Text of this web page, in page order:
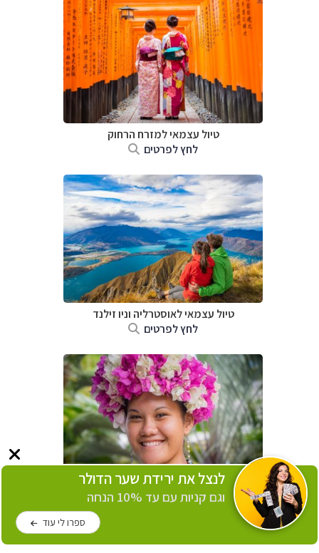
טיול עצמאי למזרח הרחוק
לחץ לפרטים
טיול עצמאי לאוסטרליה וניו זילנד
לחץ לפרטים
טיול עצמאי לפולינזיה הצרפתית
לנצל את ירידת שער הדולר
וגם קניות עם עד 10% הנחה
ספרו לי עוד